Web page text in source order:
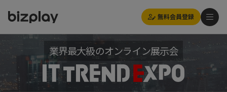
無料会員登録
業界最大級のオンライン展示会